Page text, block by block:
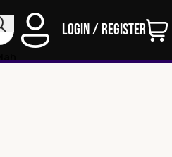
Login / Register